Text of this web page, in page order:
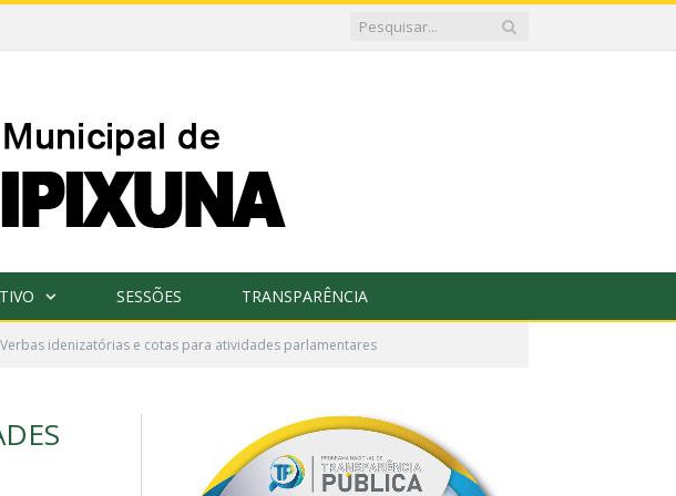
SESSÕES TRANSPARÊNCIA
Verbas idenizatórias e cotas para atividades parlamentares